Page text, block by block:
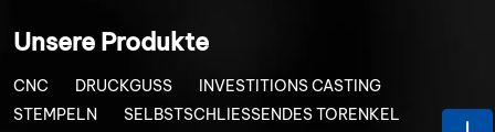
Unsere Produkte
CNC DRUCKGUSS
INVESTITIONS CASTING
STEMPELN
SELBSTSCHLIESSENDES TORENKEL